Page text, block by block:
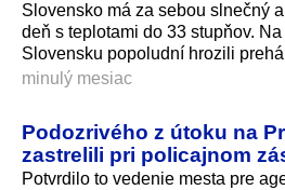
Slovensko má za sebou slnečný
deň s teplotami do 33 stupňov.
Slovensku popoludní hrozili
minulý mesiac
Podozrivého z útoku na
zastrelili pri policajnom
Potvrdilo to vedenie mesta pre